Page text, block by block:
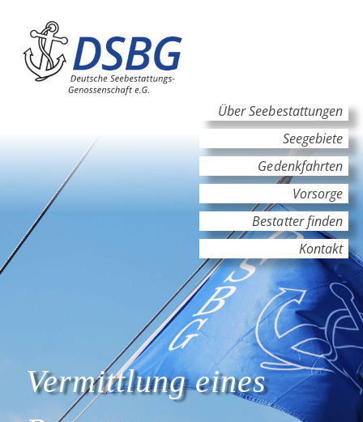
Hauptinhalt
Hauptnavigation
Über Seebestattungen
Seegebiete
Gedenkfahrten
Vorsorge
Bestatter finden
Kontakt
Vermittlung eines